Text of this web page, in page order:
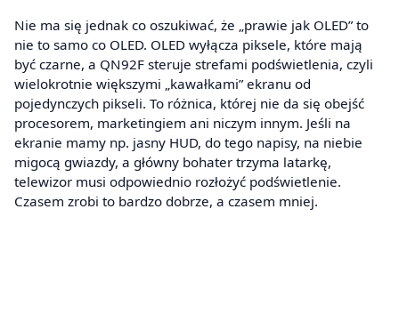
Nie ma się jednak co oszukiwać, że „prawie jak OLED” to
nie to samo co OLED. OLED wyłącza piksele, które mają
być czarne, a QN92F steruje strefami podświetlenia, czyli
wielokrotnie większymi „kawałkami” ekranu od
pojedynczych pikseli. To różnica, której nie da się obejść
procesorem, marketingiem ani niczym innym. Jeśli na
ekranie mamy np. jasny HUD, do tego napisy, na niebie
migocą gwiazdy, a główny bohater trzyma latarkę,
telewizor musi odpowiednio rozłożyć podświetlenie.
Czasem zrobi to bardzo dobrze, a czasem mniej.